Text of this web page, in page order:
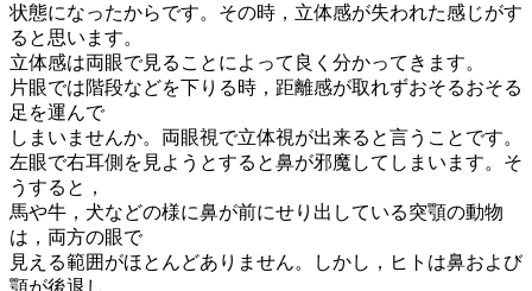
状態になったからです。その時，立体感が失われた感じがす
ると思います。
立体感は両眼で見ることによって良く分かってきます。
片眼では階段などを下りる時，距離感が取れずおそるおそる
足を運んで
しまいませんか。両眼視で立体視が出来ると言うことです。
左眼で右耳側を見ようとすると鼻が邪魔してしまいます。そ
うすると，
馬や牛，犬などの様に鼻が前にせり出している突顎の動物
は，両方の眼で
見える範囲がほとんどありません。しかし，ヒトは鼻および
顎が後退し